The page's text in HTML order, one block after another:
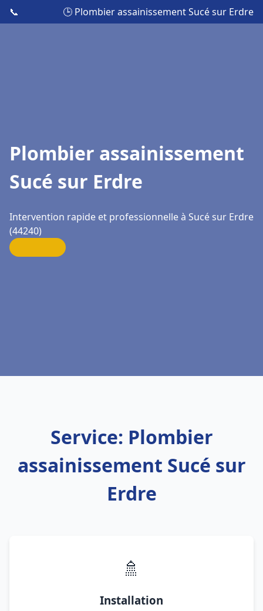
📞 🕒 Plombier assainissement Sucé sur Erdre
Plombier assainissement
Sucé sur Erdre
Intervention rapide et professionnelle à Sucé sur Erdre
(44240)
Service: Plombier
assainissement Sucé sur
Erdre
🚿
Installation